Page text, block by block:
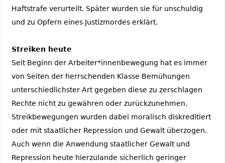
Haftstrafe verurteilt. Später wurden sie für unschuldig
und zu Opfern eines Justizmordes erklärt.
Streiken heute
Seit Beginn der Arbeiter*innenbewegung hat es immer
von Seiten der herrschenden Klasse Bemühungen
unterschiedlichster Art gegeben diese zu zerschlagen
Rechte nicht zu gewähren oder zurückzunehmen.
Streikbewegungen wurden dabei moralisch diskreditiert
oder mit staatlicher Repression und Gewalt überzogen.
Auch wenn die Anwendung staatlicher Gewalt und
Repression heute hierzulande sicherlich geringer